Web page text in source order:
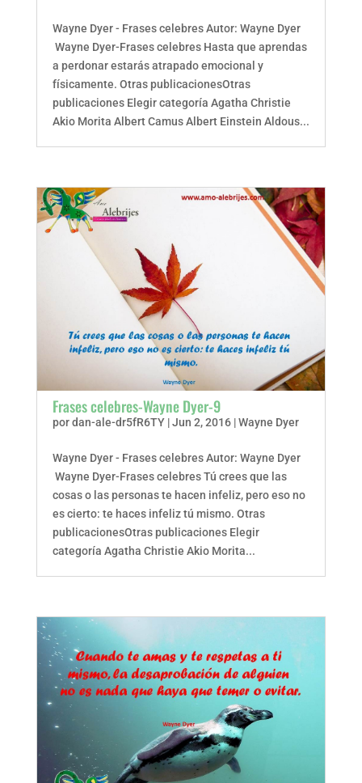
Wayne Dyer - Frases celebres Autor: Wayne Dyer
Wayne Dyer-Frases celebres Hasta que aprendas
a perdonar estarás atrapado emocional y
físicamente. Otras publicacionesOtras
publicaciones Elegir categoría Agatha Christie
Akio Morita Albert Camus Albert Einstein Aldous...
Frases celebres-Wayne Dyer-9
pordan-ale-dr5fR6TY|Jun 2, 2016|Wayne Dyer
Wayne Dyer - Frases celebres Autor: Wayne Dyer
Wayne Dyer-Frases celebres Tú crees que las
cosas o las personas te hacen infeliz, pero eso no
es cierto: te haces infeliz tú mismo. Otras
publicacionesOtras publicaciones Elegir
categoría Agatha Christie Akio Morita...